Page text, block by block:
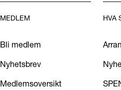
MEDLEM
Bli medlem
Nyhetsbrev
Medlemsoversikt
HVA